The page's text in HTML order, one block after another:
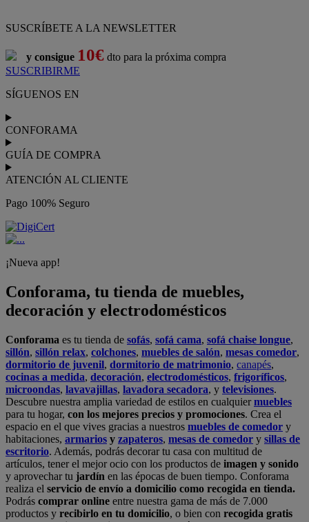
SUSCRÍBETE A LA NEWSLETTER
y consigue 10€ dto para la próxima compra
SUSCRIBIRME
SÍGUENOS EN
CONFORAMA
GUÍA DE COMPRA
ATENCIÓN AL CLIENTE
Pago 100% Seguro
¡Nueva app!
Conforama, tu tienda de muebles,
decoración y electrodomésticos
Conforama es tu tienda de sofás, sofá cama, sofá chaise longue,
sillón, sillón relax, colchones, muebles de salón, mesas comedor,
dormitorio de juvenil, dormitorio de matrimonio, canapés,
cocinas a medida, decoración, electrodomésticos, frigoríficos,
microondas, lavavajillas, lavadora secadora, y televisiones.
Descubre nuestra amplia variedad de estilos en cualquiermuebles
para tu hogar, con los mejores precios y promociones. Crea el
espacio en el que vives gracias a nuestros muebles de comedor y
habitaciones, armarios y zapateros, mesas de comedor y sillas de
escritorio. Además, podrás decorar tu casa con multitud de
artículos, tener el mejor ocio con los productos de imagen y sonido
y aprovechar tu jardín en las épocas de buen tiempo. Conforama
realiza el servicio de envío a domicilio como recogida en tienda.
Podrás comprar online entre nuestra gama de más de 7.000
productos y recibirlo en tu domicilio, o bien con recogida gratis